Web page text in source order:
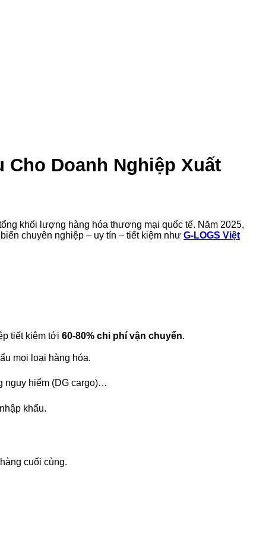
Doanh Nghiệp Xuất
khối lượng hàng hóa thương mại quốc tế. Năm 2025,
chuyên nghiệp – uy tín – tiết kiệm như G-LOGS Việt
tiết kiệm tới 60-80% chi phí vận chuyển.
mọi loại hàng hóa.
nguy hiểm (DG cargo)…
khẩu.
cuối cùng.